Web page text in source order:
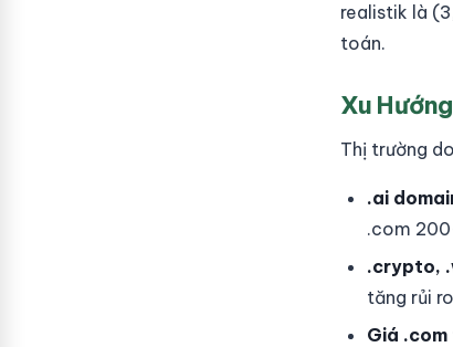
realistik là
toán.
Xu
Thị trường
.ai
.com
.crypto,
tăng rủi
Giá .com